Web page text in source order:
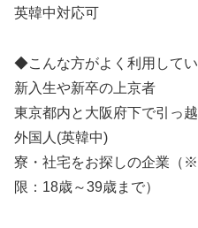
英韓中対応可
◆こんな方がよく利用して
新入生や新卒の上京者
東京都内と大阪府下で引っ
外国人(英韓中)
寮・社宅をお探しの企業（
限：18歳～39歳まで）